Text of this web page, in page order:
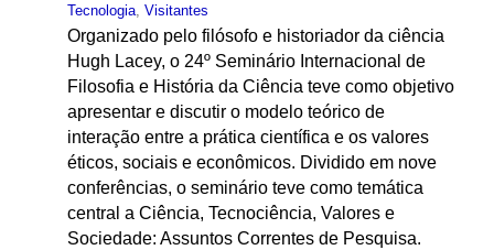
Tecnologia, Visitantes
Organizado pelo filósofo e historiador da ciência
Hugh Lacey, o 24º Seminário Internacional de
Filosofia e História da Ciência teve como objetivo
apresentar e discutir o modelo teórico de
interação entre a prática científica e os valores
éticos, sociais e econômicos. Dividido em nove
conferências, o seminário teve como temática
central a Ciência, Tecnociência, Valores e
Sociedade: Assuntos Correntes de Pesquisa.